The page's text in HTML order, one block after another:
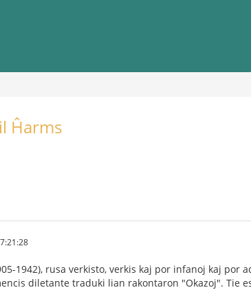
Ĥarms
1942), rusa verkisto, verkis kaj por infanoj kaj
diletante traduki lian rakontaron "Okazoj". Tie